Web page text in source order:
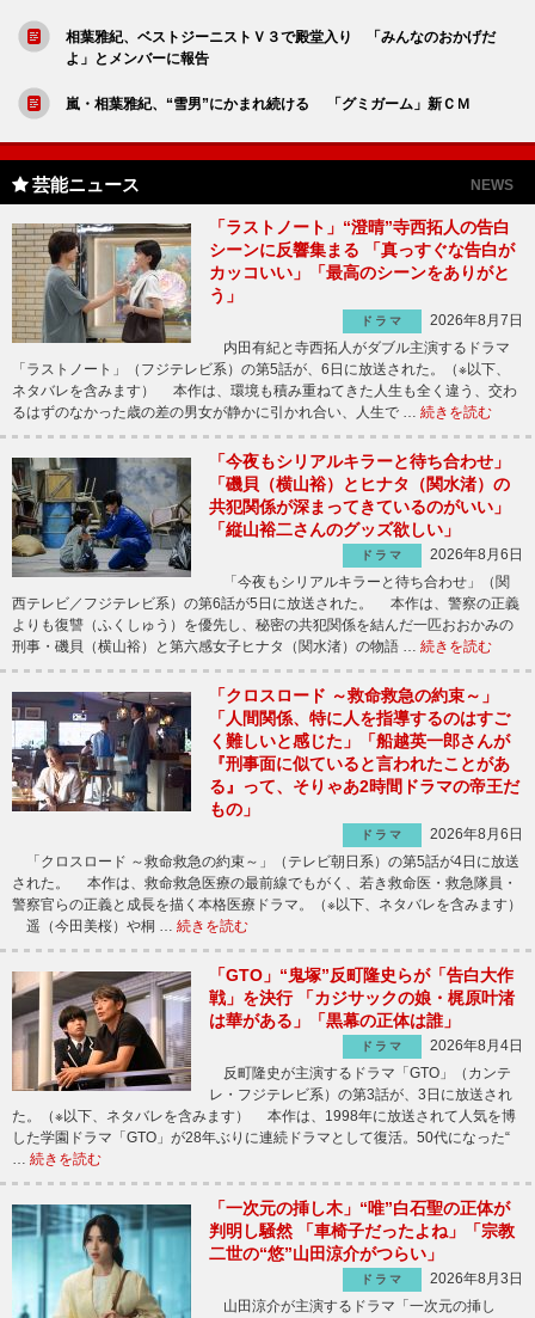
相葉雅紀、ベストジーニストＶ３で殿堂入り 「みんなのおかげだ
よ」とメンバーに報告
嵐・相葉雅紀、“雪男”にかまれ続ける 「グミガーム」新ＣＭ
芸能ニュース NEWS
「ラストノート」“澄晴”寺西拓人の告白
シーンに反響集まる 「真っすぐな告白が
カッコいい」「最高のシーンをありがと
う」
ドラマ
2026年8月7日
内田有紀と寺西拓人がダブル主演するドラマ
「ラストノート」（フジテレビ系）の第5話が、6日に放送された。（※以下、
ネタバレを含みます） 本作は、環境も積み重ねてきた人生も全く違う、交わ
るはずのなかった歳の差の男女が静かに引かれ合い、人生で … 続きを読む
「今夜もシリアルキラーと待ち合わせ」
「磯貝（横山裕）とヒナタ（関水渚）の
共犯関係が深まってきているのがいい」
「縦山裕二さんのグッズ欲しい」
ドラマ
2026年8月6日
「今夜もシリアルキラーと待ち合わせ」（関
西テレビ／フジテレビ系）の第6話が5日に放送された。 本作は、警察の正義
よりも復讐（ふくしゅう）を優先し、秘密の共犯関係を結んだ一匹おおかみの
刑事・磯貝（横山裕）と第六感女子ヒナタ（関水渚）の物語 … 続きを読む
「クロスロード ～救命救急の約束～」
「人間関係、特に人を指導するのはすご
く難しいと感じた」「船越英一郎さんが
『刑事面に似ていると言われたことがあ
る』って、そりゃあ2時間ドラマの帝王だ
もの」
ドラマ
2026年8月6日
「クロスロード ～救命救急の約束～」（テレビ朝日系）の第5話が4日に放送
された。 本作は、救命救急医療の最前線でもがく、若き救命医・救急隊員・
警察官らの正義と成長を描く本格医療ドラマ。（※以下、ネタバレを含みます）
遥（今田美桜）や桐 … 続きを読む
「GTO」“鬼塚”反町隆史らが「告白大作
戦」を決行 「カジサックの娘・梶原叶渚
は華がある」「黒幕の正体は誰」
ドラマ
2026年8月4日
反町隆史が主演するドラマ「GTO」（カンテ
レ・フジテレビ系）の第3話が、3日に放送され
た。（※以下、ネタバレを含みます） 本作は、1998年に放送されて人気を博
した学園ドラマ「GTO」が28年ぶりに連続ドラマとして復活。50代になった“
… 続きを読む
「一次元の挿し木」“唯”白石聖の正体が
判明し騒然 「車椅子だったよね」「宗教
二世の“悠”山田涼介がつらい」
ドラマ
2026年8月3日
山田涼介が主演するドラマ「一次元の挿し